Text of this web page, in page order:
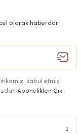
olarak haberdar
kabul etmiş
Abonelikten Çık